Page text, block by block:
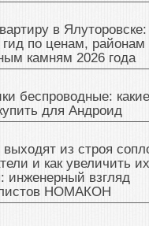
в Ялуторовске:
по ценам, районам
камням 2026 года
беспроводные: какие
для Андроид
из строя
и как увеличить
инженерный взгляд
НОМАКОН